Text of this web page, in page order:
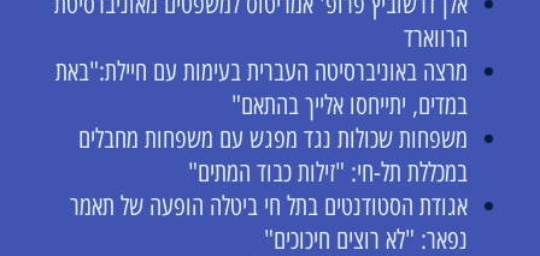
הרווארד
מרצה באוניברסיטה העברית בעימות עם חיילת:"באת
במדים, יתייחסו אלייך בהתאם"
משפחות שכולות נגד מפגש עם משפחות מחבלים
במכללת תל-חי: "זילות כבוד המתים"
אגודת הסטודנטים בתל חי ביטלה הופעה של תאמר
נפאר: "לא רוצים חיכוכים"